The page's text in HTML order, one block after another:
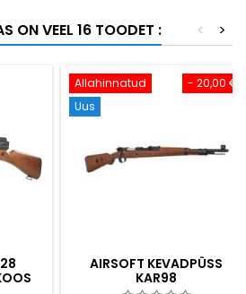
ON VEEL 16 TOODET : >
<
- 20,00 €
Allahinnatud
Uus
AIRSOFT KEVADPÜSS
KAR98